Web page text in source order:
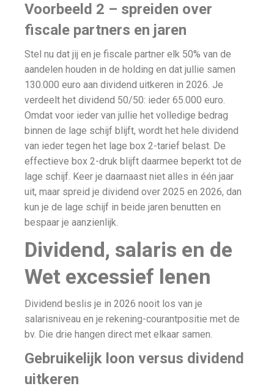
Voorbeeld 2 – spreiden over
fiscale partners en jaren
Stel nu dat jij en je fiscale partner elk 50% van de
aandelen houden in de holding en dat jullie samen
130.000 euro aan dividend uitkeren in 2026. Je
verdeelt het dividend 50/50: ieder 65.000 euro.
Omdat voor ieder van jullie het volledige bedrag
binnen de lage schijf blijft, wordt het hele dividend
van ieder tegen het lage box 2-tarief belast. De
effectieve box 2-druk blijft daarmee beperkt tot de
lage schijf. Keer je daarnaast niet alles in één jaar
uit, maar spreid je dividend over 2025 en 2026, dan
kun je de lage schijf in beide jaren benutten en
bespaar je aanzienlijk.
Dividend, salaris en de
Wet excessief lenen
Dividend beslis je in 2026 nooit los van je
salarisniveau en je rekening-courantpositie met de
bv. Die drie hangen direct met elkaar samen.
Gebruikelijk loon versus dividend
uitkeren